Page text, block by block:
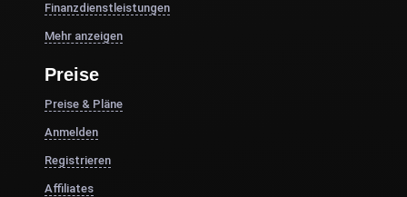
Finanzdienstleistungen
Mehr anzeigen
Preise
Preise & Pläne
Anmelden
Registrieren
Affiliates